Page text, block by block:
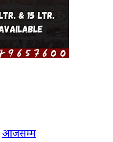
आजसम्म